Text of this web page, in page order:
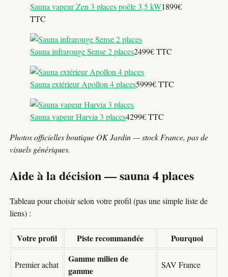
Sauna vapeur Zen 3 places poêle 3,5 kW1899€
TTC
Sauna infrarouge Sense 2 places2499€ TTC
Sauna extérieur Apollon 4 places5999€ TTC
Sauna vapeur Harvia 3 places4299€ TTC
Photos officielles boutique OK Jardin — stock France, pas de
visuels génériques.
Aide à la décision — sauna 4 places
Tableau pour choisir selon votre profil (pas une simple liste de
liens) :
Votre profil Piste recommandée Pourquoi
Premier achat
Gamme milieu de
gamme
SAV France